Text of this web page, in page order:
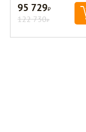
95 729Р
122 730Р